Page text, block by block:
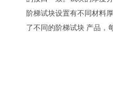
阶梯试块设置有不同材料
了不同的阶梯试块 产品，